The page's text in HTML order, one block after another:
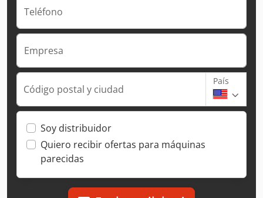
Teléfono
Empresa
Código postal y ciudad
País
Soy distribuidor
Quiero recibir ofertas para máquinas
parecidas